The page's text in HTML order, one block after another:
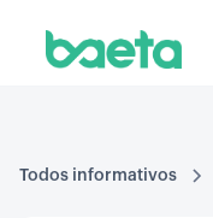
Todos informativos